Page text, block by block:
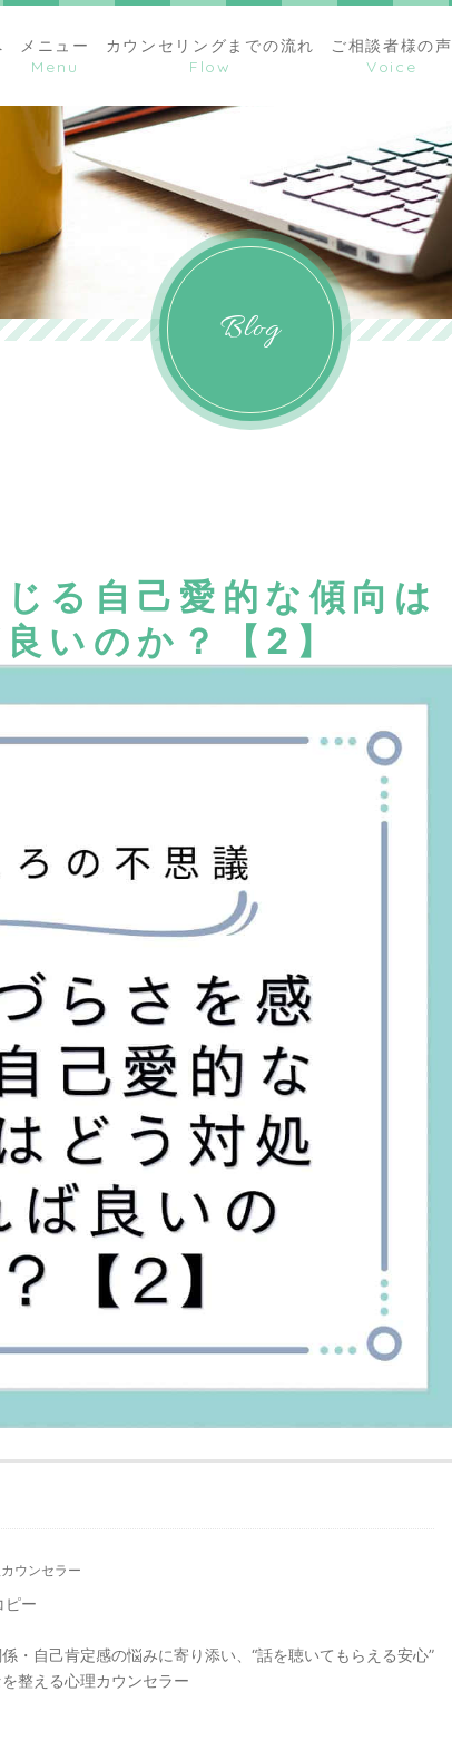
メニュー カウンセリングまでの流れ ご相談者様の声
Blog
る自己愛的な傾向は
いのか？【2】
ウンセラー
ピー
・自己肯定感の悩みに寄り添い、“話を聴いてもらえる安心”
整える心理カウンセラー